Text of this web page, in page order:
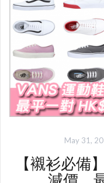
May 31,
【襯衫必備
減價，